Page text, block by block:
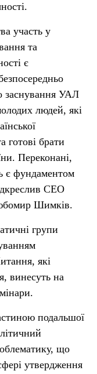
участь у
та
є
заснування УАЛ
людей, які
готові брати
Переконані,
є фундаментом
СЕО
Шимків.
групи
які
винесуть на
подальшої
що
утвердження